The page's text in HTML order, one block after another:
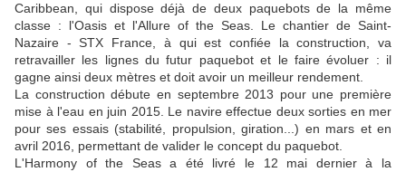
Caribbean, qui dispose déjà de deux paquebots de la même
classe : l'Oasis et l'Allure of the Seas. Le chantier de Saint-
Nazaire - STX France, à qui est confiée la construction, va
retravailler les lignes du futur paquebot et le faire évoluer : il
gagne ainsi deux mètres et doit avoir un meilleur rendement.
La construction débute en septembre 2013 pour une première
mise à l'eau en juin 2015. Le navire effectue deux sorties en mer
pour ses essais (stabilité, propulsion, giration...) en mars et en
avril 2016, permettant de valider le concept du paquebot.
L'Harmony of the Seas a été livré le 12 mai dernier à la